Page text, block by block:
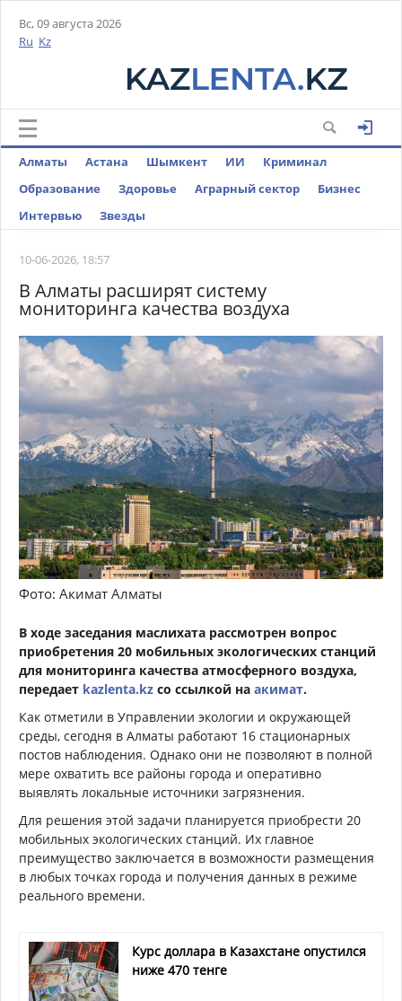
Вс, 09 августа 2026
Ru Kz
Алматы Астана Шымкент ИИ
Криминал
Образование
Здоровье Аграрный сектор
Бизнес
Интервью
Звезды
10-06-2026, 18:57
В Алматы расширят систему
мониторинга качества воздуха
Фото: Акимат Алматы
В ходе заседания маслихата рассмотрен вопрос
приобретения 20 мобильных экологических станций
для мониторинга качества атмосферного воздуха,
передает kazlenta.kz со ссылкой на акимат.
Как отметили в Управлении экологии и окружающей
среды, сегодня в Алматы работают 16 стационарных
постов наблюдения. Однако они не позволяют в полной
мере охватить все районы города и оперативно
выявлять локальные источники загрязнения.
Для решения этой задачи планируется приобрести 20
мобильных экологических станций. Их главное
преимущество заключается в возможности размещения
в любых точках города и получения данных в режиме
реального времени.
Курс доллара в Казахстане опустился
ниже 470 тенге